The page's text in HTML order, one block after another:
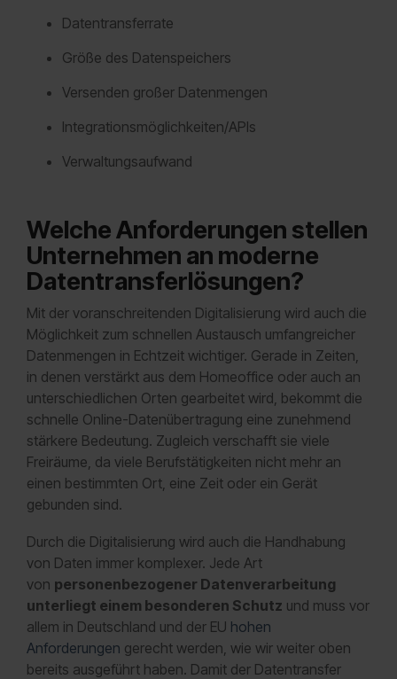
Datentransferrate
Größe des Datenspeichers
Versenden großer Datenmengen
Integrationsmöglichkeiten/APIs
Verwaltungsaufwand
Welche Anforderungen stellen
Unternehmen an moderne
Datentransferlösungen?
Mit der voranschreitenden Digitalisierung wird auch die
Möglichkeit zum schnellen Austausch umfangreicher
Datenmengen in Echtzeit wichtiger. Gerade in Zeiten,
in denen verstärkt aus dem Homeoffice oder auch an
unterschiedlichen Orten gearbeitet wird, bekommt die
schnelle Online-Datenübertragung eine zunehmend
stärkere Bedeutung. Zugleich verschafft sie viele
Freiräume, da viele Berufstätigkeiten nicht mehr an
einen bestimmten Ort, eine Zeit oder ein Gerät
gebunden sind.
Durch die Digitalisierung wird auch die Handhabung
von Daten immer komplexer. Jede Art
von personenbezogener Datenverarbeitung
unterliegt einem besonderen Schutz und muss vor
allem in Deutschland und der EU hohen
Anforderungen gerecht werden, wie wir weiter oben
bereits ausgeführt haben. Damit der Datentransfer